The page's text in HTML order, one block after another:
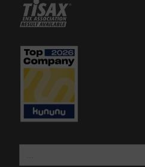
Search